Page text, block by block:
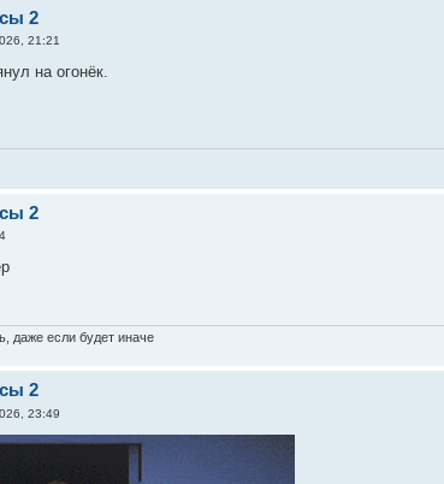
2
21:21
на огонёк.
2
даже если будет иначе
2
23:49